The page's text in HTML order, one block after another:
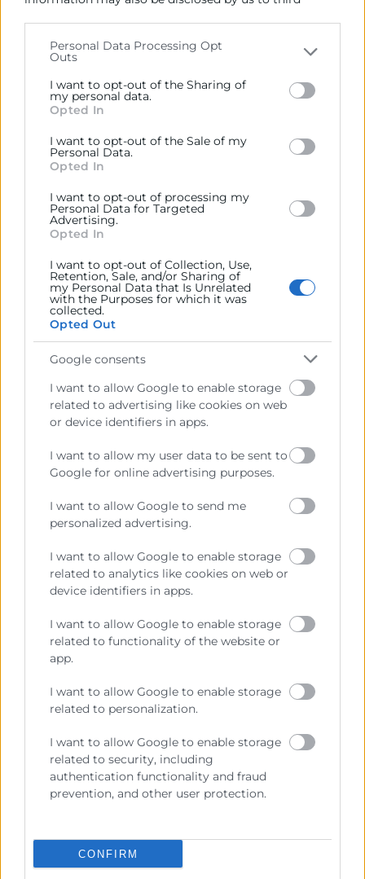
Please note that this website/app uses one or more
Google services and may gather and store information
including but not limited to your visit or usage
behaviour. You may click to grant or deny consent to
below specified purposes in below Google consent
section.
Personal Data Processing Opt
Outs
I want to opt-out of the Sharing of
my personal data.
Opted In
I want to opt-out of the Sale of my
Personal Data.
Opted In
I want to opt-out of processing my
Personal Data for Targeted
Advertising.
Opted In
I want to opt-out of Collection, Use,
Retention, Sale, and/or Sharing of
my Personal Data that Is Unrelated
with the Purposes for which it was
collected.
Opted Out
Google consents
I want to allow Google to enable storage
related to advertising like cookies on web
or device identifiers in apps.
I want to allow my user data to be sent to
Google for online advertising purposes.
I want to allow Google to send me
personalized advertising.
I want to allow Google to enable storage
related to analytics like cookies on web or
device identifiers in apps.
I want to allow Google to enable storage
related to functionality of the website or
app.
I want to allow Google to enable storage
related to personalization.
I want to allow Google to enable storage
related to security, including
authentication functionality and fraud
prevention, and other user protection.
CONFIRM
Características avanzadas.
GPTs personalizados.
Plugins.
PONENTES
Planner especializado en publicidad e innovación
tecnológica.
Emprendedor y fundador de diversas empresas y
eventos, conferenciante, profesor universitario y
escritor.
Director y Chief Strategy Officer de Twelfhundred.
Profesor universitario, conferenciante internacional y
TEDxSpeaker.
METODOLOGÍA
Las sesiones del curso combinan contenido teórico,
práctico y experiencial, con un enfoque profesional.
herramientas aprendidos en la actividad diaria de los
participantes.Además, tienes la posibilidad de
realizar el curso en modalidad online, adaptándose a
tus necesidades de formación y flexibilidad.
Aquellos participantes que cumplan con al menos el
75% de asistencia recibirán un Diploma acreditativo
expedido por Cámara Valencia.
Consulta tu crédito
Solicita tu ayuda